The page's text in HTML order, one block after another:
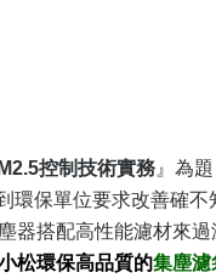
控制技術實務 』為
環保單位要求改善確
器搭配高性能濾材來
松環保高品質的集塵濾